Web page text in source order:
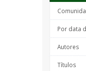
Por data
Autores
Títulos